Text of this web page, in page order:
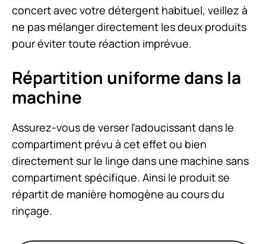
concert avec votre détergent habituel, veillez à
ne pas mélanger directement les deux produits
pour éviter toute réaction imprévue.
Répartition uniforme dans la
machine
Assurez-vous de verser l’adoucissant dans le
compartiment prévu à cet effet ou bien
directement sur le linge dans une machine sans
compartiment spécifique. Ainsi le produit se
répartit de manière homogène au cours du
rinçage.